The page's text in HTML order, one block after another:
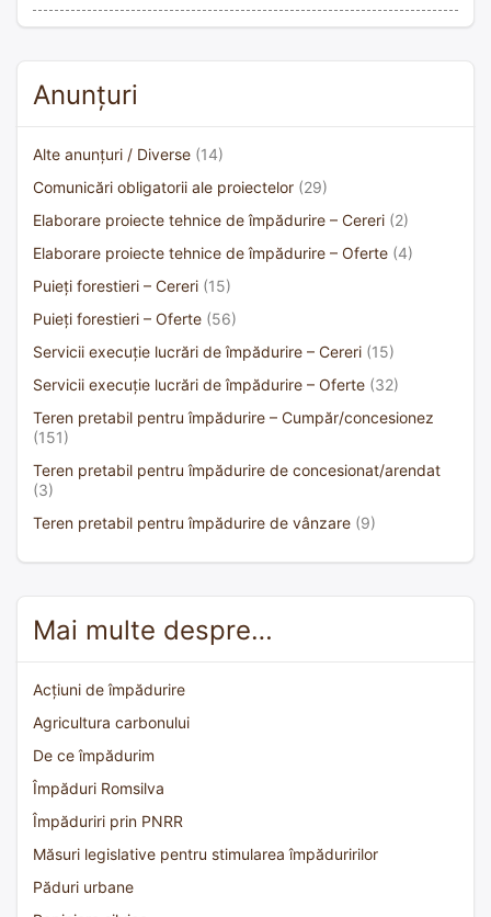
Anunțuri
Alte anunțuri / Diverse (14)
Comunicări obligatorii ale proiectelor (29)
Elaborare proiecte tehnice de împădurire – Cereri (2)
Elaborare proiecte tehnice de împădurire – Oferte (4)
Puieți forestieri – Cereri (15)
Puieți forestieri – Oferte (56)
Servicii execuție lucrări de împădurire – Cereri (15)
Servicii execuție lucrări de împădurire – Oferte (32)
Teren pretabil pentru împădurire – Cumpăr/concesionez
(151)
Teren pretabil pentru împădurire de concesionat/arendat
(3)
Teren pretabil pentru împădurire de vânzare (9)
Mai multe despre…
Acțiuni de împădurire
Agricultura carbonului
De ce împădurim
Împăduri Romsilva
Împăduriri prin PNRR
Măsuri legislative pentru stimularea împăduririlor
Păduri urbane